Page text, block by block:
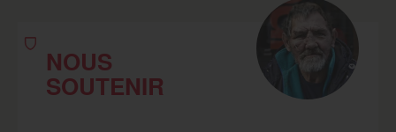
NOUS
SOUTENIR